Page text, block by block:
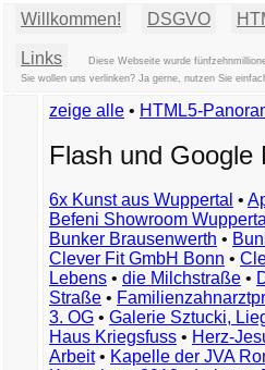
Willkommen! DSGVO
Links
Diese Webseite wurde
Sie wollen uns verlinken? Ja gerne, nutzen Sie
zeige alle • HTML5-
Flash und Google
6x Kunst aus Wuppertal •
Befeni Showroom Wuppertal
Bunker Brausenwerth •
Clever Fit GmbH Bonn •
Lebens • die Milchstraße •
Straße •
3. OG • Galerie Sztucki,
Haus Kriegsfuss • Herz-
Arbeit• Kapelle der JVA